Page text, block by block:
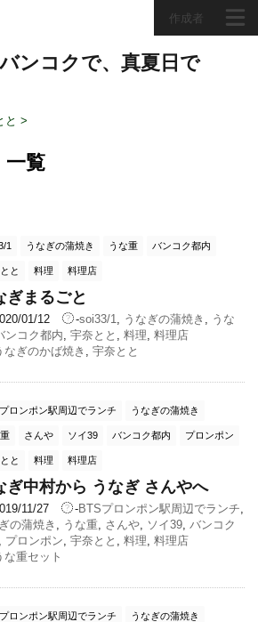
作成者
ンコクで、真夏日で
と >
一覧
1 うなぎの蒲焼き うな重 バンコク都内
と 料理 料理店
ぎまるごと
01/12 -soi33/1 うなぎの蒲焼き
うな
ンコク都内 宇奈とと 料理 料理店
なぎのかば焼き
,宇奈とと
ロンポン駅周辺でランチ うなぎの蒲焼き
さんや ソイ39 バンコク都内 プロンポン
と 料理 料理店
ぎ中村から うなぎ さんやへ
11/27 -BTSプロンポン駅周辺でランチ
の蒲焼き
うな重 さんや ソイ39 バンコク
プロンポン 宇奈とと 料理 料理店
な重セット
ロンポン駅周辺でランチ うなぎの蒲焼き